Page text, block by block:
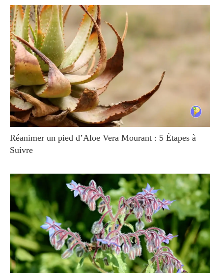
Réanimer un pied d’Aloe Vera Mourant : 5 Étapes à
Suivre